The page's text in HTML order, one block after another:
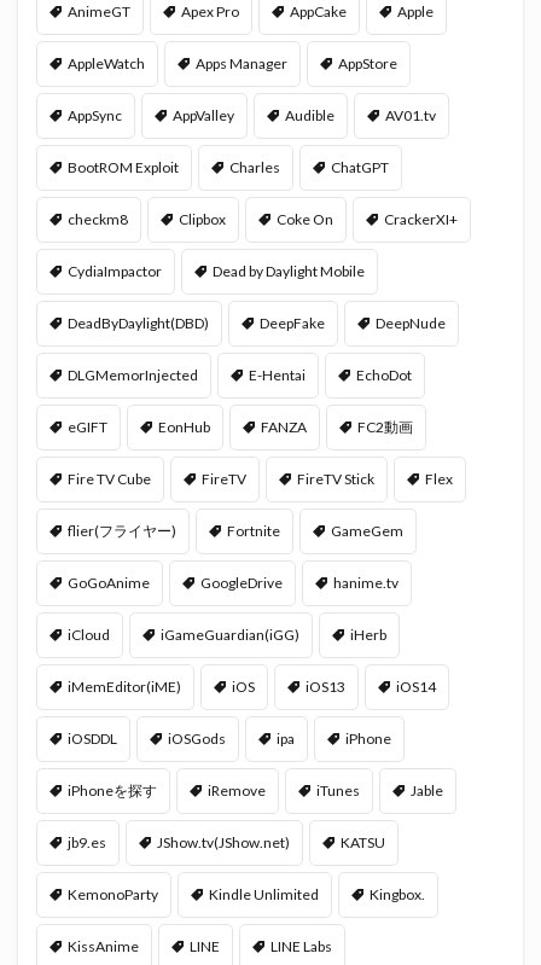
AnimeGT Apex Pro AppCake Apple
AppleWatch Apps Manager AppStore
AppSync AppValley Audible AV01.tv
BootROM Exploit Charles ChatGPT
checkm8 Clipbox Coke On CrackerXI+
CydiaImpactor Dead by Daylight Mobile
DeadByDaylight(DBD) DeepFake DeepNude
DLGMemorInjected E-Hentai EchoDot
eGIFT EonHub FANZA FC2動画
Fire TV Cube FireTV FireTV Stick Flex
flier(フライヤー) Fortnite GameGem
GoGoAnime GoogleDrive hanime.tv
iCloud iGameGuardian(iGG) iHerb
iMemEditor(iME) iOS iOS13 iOS14
iOSDDL iOSGods ipa iPhone
iPhoneを探す iRemove iTunes Jable
jb9.es JShow.tv(JShow.net) KATSU
KemonoParty Kindle Unlimited Kingbox.
KissAnime LINE LINE Labs